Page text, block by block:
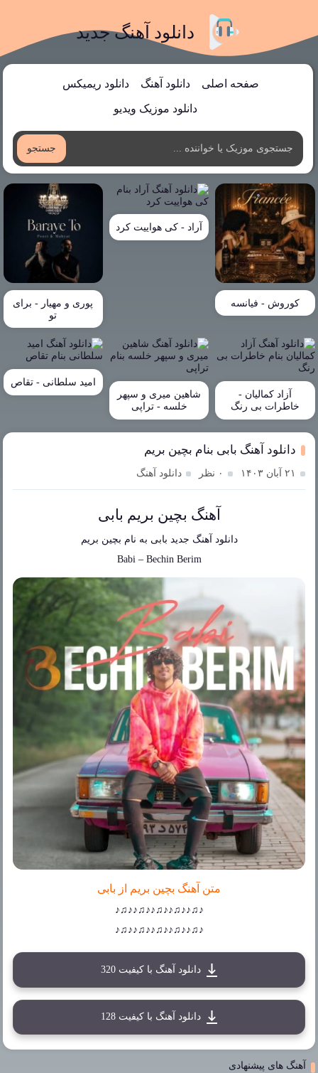
دانلود آهنگ جدید
صفحه اصلی دانلود آهنگ دانلود ریمیکس
دانلود موزیک ویدیو
جستجو
کوروش - فیانسه
آراد - کی هواییت کرد
پوری و مهیار - برای
تو
آزاد کمالیان -
خاطرات بی رنگ
شاهین میری و سپهر
خلسه - تراپی
امید سلطانی - تقاص
دانلود آهنگ بابی بنام بچین بریم
۲۱ آبان ۱۴۰۳ ۰ نظر دانلود آهنگ
آهنگ بچین بریم بابی
دانلود آهنگ جدید بابی به نام بچین بریم
Babi– Bechin Berim
متن آهنگ بچین بریم از بابی
♪♫♪♪♫♪♪♫♪♪♫♪♪♫♪
♪♫♪♪♫♪♪♫♪♪♫♪♪♫♪
دانلود آهنگ با کیفیت 320
دانلود آهنگ با کیفیت 128
آهنگ های پیشنهادی